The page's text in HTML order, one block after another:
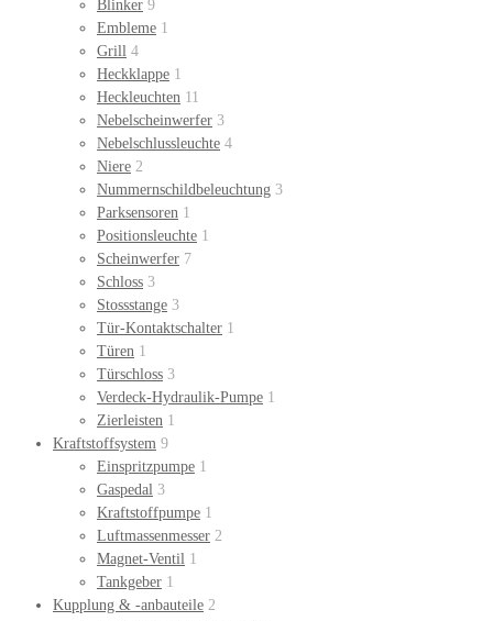
Blinker 9
Embleme 1
Grill 4
Heckklappe 1
Heckleuchten 11
Nebelscheinwerfer 3
Nebelschlussleuchte 4
Niere 2
Nummernschildbeleuchtung 3
Parksensoren 1
Positionsleuchte 1
Scheinwerfer 7
Schloss 3
Stossstange 3
Tür-Kontaktschalter 1
Türen 1
Türschloss 3
Verdeck-Hydraulik-Pumpe 1
Zierleisten 1
Kraftstoffsystem 9
Einspritzpumpe 1
Gaspedal 3
Kraftstoffpumpe 1
Luftmassenmesser 2
Magnet-Ventil 1
Tankgeber 1
Kupplung & -anbauteile 2